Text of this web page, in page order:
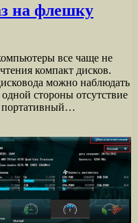
на флешку
все чаще не
компакт дисков.
можно наблюдать
стороны отсутствие
портативный…